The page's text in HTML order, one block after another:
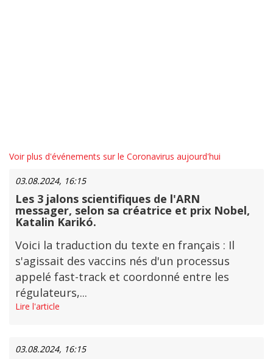
Voir plus d'événements sur le Coronavirus aujourd'hui
03.08.2024, 16:15
Les 3 jalons scientifiques de l'ARN
messager, selon sa créatrice et prix Nobel,
Katalin Karikó.
Voici la traduction du texte en français : Il
s'agissait des vaccins nés d'un processus
appelé fast-track et coordonné entre les
régulateurs,...
Lire l'article
03.08.2024, 16:15